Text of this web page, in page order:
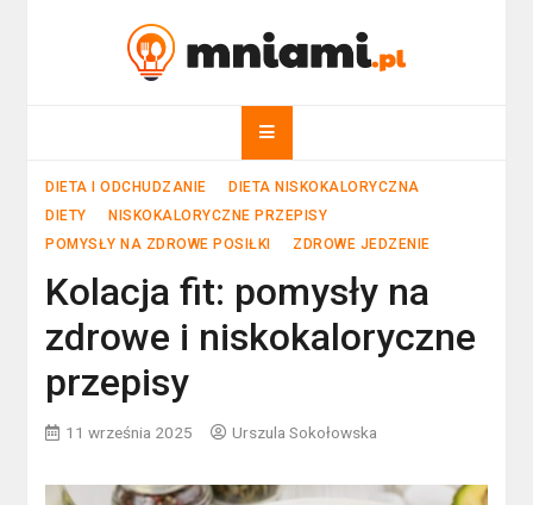
mniami.pl
DIETA I ODCHUDZANIE
DIETA NISKOKALORYCZNA
DIETY
NISKOKALORYCZNE PRZEPISY
POMYSŁY NA ZDROWE POSIŁKI
ZDROWE JEDZENIE
Kolacja fit: pomysły na
zdrowe i niskokaloryczne
przepisy
11 września 2025 Urszula Sokołowska